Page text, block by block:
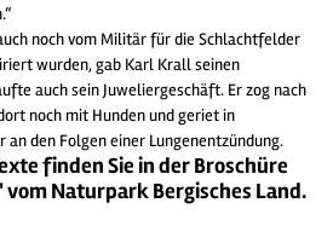
noch vom Militär für die Schlachtfelder
wurden, gab Karl Krall seinen
auch sein Juweliergeschäft. Er zog nach
noch mit Hunden und geriet in
an den Folgen einer Lungenentzündung.
finden Sie in der Broschüre
Naturpark Bergisches Land.